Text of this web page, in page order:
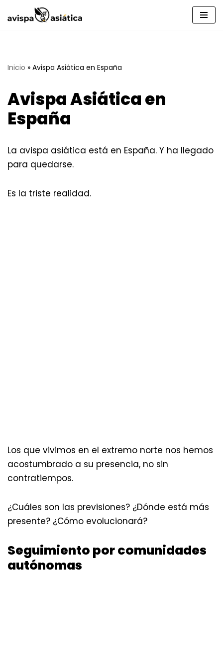
Inicio » Avispa Asiática en España
Avispa Asiática en
España
La avispa asiática está en España. Y ha llegado
para quedarse.
Es la triste realidad.
Los que vivimos en el extremo norte nos hemos
acostumbrado a su presencia, no sin
contratiempos.
¿Cuáles son las previsiones? ¿Dónde está más
presente? ¿Cómo evolucionará?
Seguimiento por comunidades
autónomas